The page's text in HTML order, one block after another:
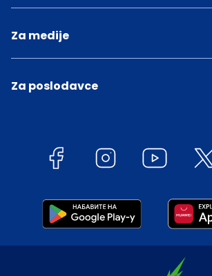
Za medije
Za poslodavce